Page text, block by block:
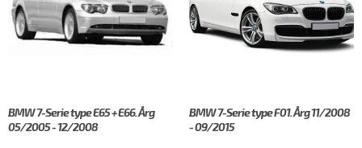
BMW 7-Serie type E65 + E66. Årg
05/2005 - 12/2008
BMW 7-Serie type F01. Årg 11/2008
- 09/2015